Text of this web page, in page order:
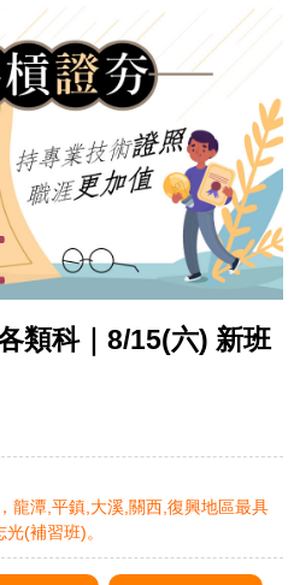
類科｜8/15(六) 新班
龍潭,平鎮,大溪,關西,復興地區最具
(補習班)。